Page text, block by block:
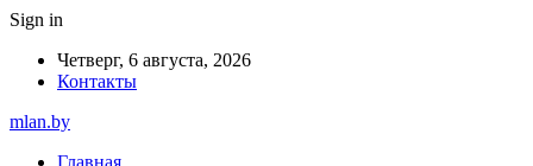
Sign in
Четверг, 6 августа, 2026
Контакты
mlan.by
Главная